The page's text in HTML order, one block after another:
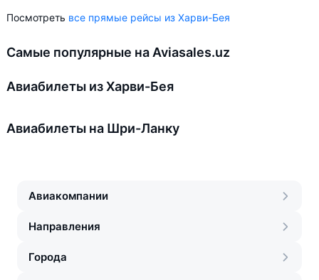
Посмотреть все прямые рейсы из Харви-Бея
Самые популярные на Aviasales.uz
Авиабилеты из Харви-Бея
Авиабилеты на Шри-Ланку
Авиакомпании
Направления
Города